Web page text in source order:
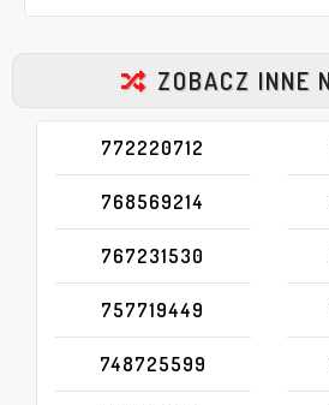
ZOBACZ INNE
772220712
768569214
767231530
757719449
748725599